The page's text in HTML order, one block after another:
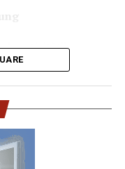
ale acestui
ale activității
de costuri.
mai rentabilă decât
de toalete.
complexe la
înseamnă că nu